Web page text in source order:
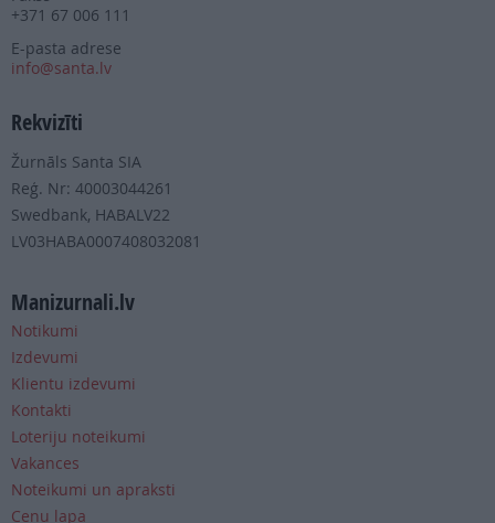
+371 67 006 111
E-pasta adrese
info@santa.lv
Rekvizīti
Žurnāls Santa SIA
Reģ. Nr: 40003044261
Swedbank, HABALV22
LV03HABA0007408032081
Manizurnali.lv
Notikumi
Izdevumi
Klientu izdevumi
Kontakti
Loteriju noteikumi
Vakances
Noteikumi un apraksti
Cenu lapa